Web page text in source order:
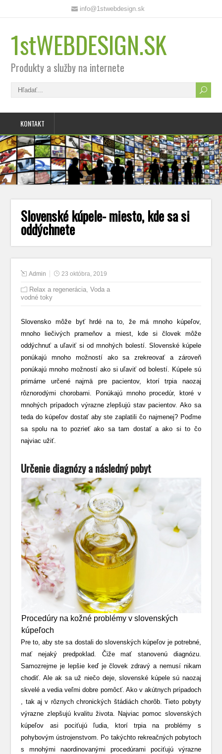
info@1stwebdesign.sk
1stWEBDESIGN.SK
Produkty a služby na internete
KONTAKT
Slovenské kúpele- miesto, kde sa si
oddýchnete
Admin 23 októbra, 2019
Relax a regenerácia,Voda a
vodné toky
Slovensko môže byť hrdé na to, že má mnoho kúpeľov,
mnoho liečivých prameňov a miest, kde si človek môže
oddýchnuť a uľaviť si od mnohých bolestí. Slovenské kúpele
ponúkajú mnoho možností ako sa zrekreovať a zároveň
ponúkajú mnoho možností ako si uľaviť od bolestí. Kúpele sú
primárne určené najmä pre pacientov, ktorí trpia naozaj
rôznorodými chorobami. Ponúkajú mnoho procedúr, ktoré v
mnohých prípadoch výrazne zlepšujú stav pacientov. Ako sa
teda do kúpeľov dostať aby ste zaplatili čo najmenej? Poďme
sa spolu na to pozrieť ako sa tam dostať a ako si to čo
najviac užiť.
Určenie diagnózy a následný pobyt
Procedúry na kožné problémy v slovenských
kúpeľoch
Pre to, aby ste sa dostali do slovenských kúpeľov je potrebné,
mať nejaký predpoklad. Čiže mať stanovenú diagnózu.
Samozrejme je lepšie keď je človek zdravý a nemusí nikam
chodiť. Ale ak sa už niečo deje, slovenské kúpele sú naozaj
skvelé a vedia veľmi dobre pomôcť. Ako v akútnych prípadoch
, tak aj v rôznych chronických štádiách chorôb. Tieto pobyty
výrazne zlepšujú kvalitu života. Najviac pomoc slovenských
kúpeľov asi pociťujú ľudia, ktorí trpia na problémy s
pohybovým ústrojenstvom. Po takýchto rekreačných pobytoch
s mnohými naordinovanými procedúrami pociťujú výrazne